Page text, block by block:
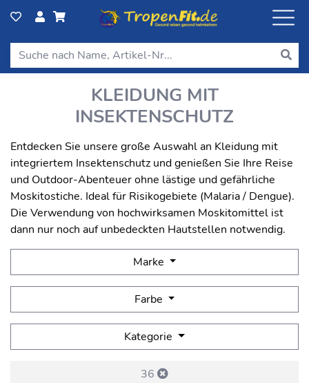
KLEIDUNG MIT
INSEKTENSCHUTZ
Entdecken Sie unsere große Auswahl an Kleidung mit
integriertem Insektenschutz und genießen Sie Ihre Reise
und Outdoor-Abenteuer ohne lästige und gefährliche
Moskitostiche. Ideal für Risikogebiete (Malaria / Dengue).
Die Verwendung von hochwirksamen Moskitomittel ist
dann nur noch auf unbedeckten Hautstellen notwendig.
Marke
Farbe
Kategorie
36